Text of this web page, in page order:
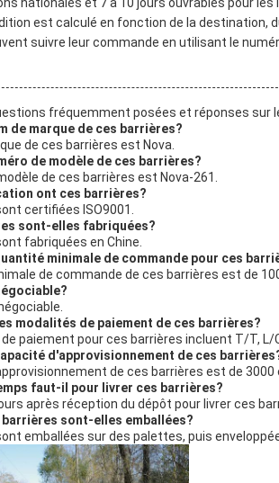
nationales et 7 à 10 jours ouvrables pour
est calculé en fonction de la destination,
suivre leur commande en utilisant le
fréquemment posées et réponses sur
de marque de ces barrières?
de ces barrières est Nova.
de modèle de ces barrières?
de ces barrières est Nova-261.
ont ces barrières?
certifiées ISO9001.
sont-elles fabriquées?
fabriquées en Chine.
minimale de commande pour ces
de commande de ces barrières est de
modalités de paiement de ces barrières?
paiement pour ces barrières incluent T/T, L/
d'approvisionnement de ces
de ces barrières est de
faut-il pour livrer ces barrières?
après réception du dépôt pour livrer ces
barrières sont-elles emballées?
emballées sur des palettes, puis